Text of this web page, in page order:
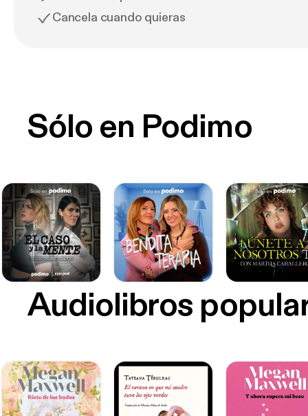
Cancela cuando quieras
Sólo en Podimo
Audiolibros